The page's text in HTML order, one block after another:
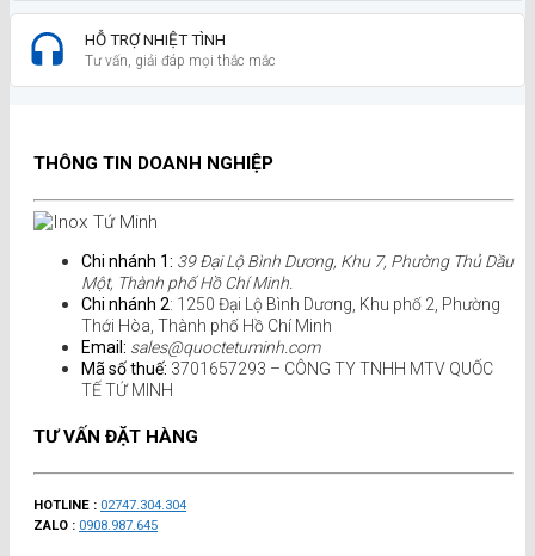
HỖ TRỢ NHIỆT TÌNH
Tư vấn, giải đáp mọi thắc mắc
THÔNG TIN DOANH NGHIỆP
Chi nhánh 1: 39 Đại Lộ Bình Dương, Khu 7, Phường Thủ Dầu
Một, Thành phố Hồ Chí Minh.
Chi nhánh 2: 1250 Đại Lộ Bình Dương, Khu phố 2, Phường
Thới Hòa, Thành phố Hồ Chí Minh
Email: sales@quoctetuminh.com
Mã số thuế: 3701657293 – CÔNG TY TNHH MTV QUỐC
TẾ TỨ MINH
TƯ VẤN ĐẶT HÀNG
HOTLINE : 02747.304.304
ZALO : 0908.987.645